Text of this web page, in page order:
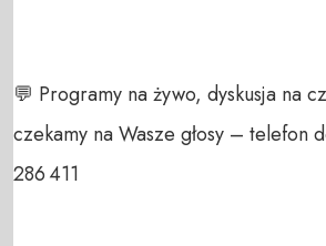
💬 Programy na żywo, dyskusja na
czekamy na Wasze głosy – telefon
286 411